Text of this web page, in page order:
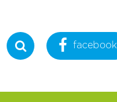
Hledat facebook